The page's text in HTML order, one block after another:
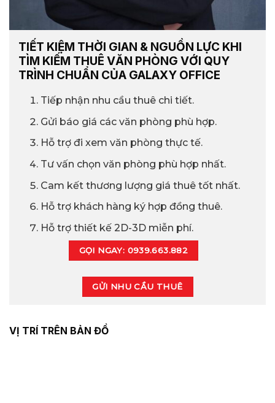
TIẾT KIỆM THỜI GIAN & NGUỒN LỰC KHI
TÌM KIẾM THUÊ VĂN PHÒNG VỚI QUY
TRÌNH CHUẨN CỦA GALAXY OFFICE
Tiếp nhận nhu cầu thuê chi tiết.
Gửi báo giá các văn phòng phù hợp.
Hỗ trợ đi xem văn phòng thực tế.
Tư vấn chọn văn phòng phù hợp nhất.
Cam kết thương lượng giá thuê tốt nhất.
Hỗ trợ khách hàng ký hợp đồng thuê.
Hỗ trợ thiết kế 2D-3D miễn phí.
GỌI NGAY: 0939.663.882
GỬI NHU CẦU THUÊ
VỊ TRÍ TRÊN BẢN ĐỒ